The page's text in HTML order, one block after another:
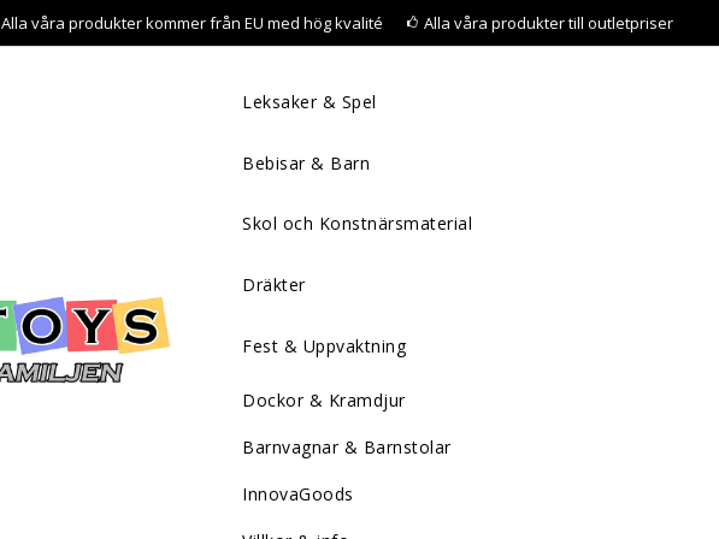
Alla våra produkter kommer från EU med hög kvalité Alla våra produkter till outletpriser
Leksaker & Spel
Bebisar & Barn
Skol och Konstnärsmaterial
Dräkter
Fest & Uppvaktning
Dockor & Kramdjur
Barnvagnar & Barnstolar
InnovaGoods